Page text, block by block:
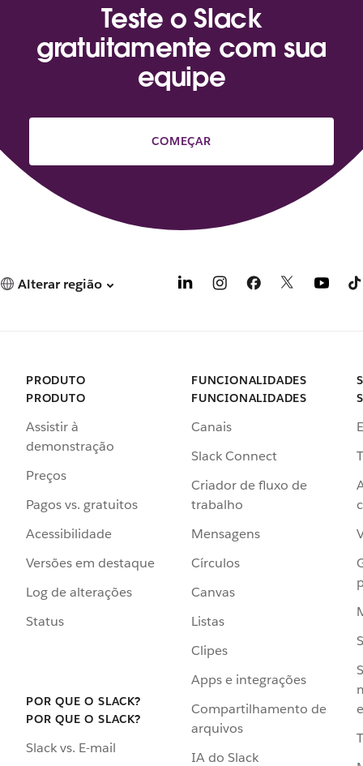
Teste o Slack
gratuitamente com sua
equipe
COMEÇAR
Alterar região
PRODUTO
PRODUTO
Assistir à
demonstração
Preços
Pagos vs. gratuitos
Acessibilidade
Versões em destaque
Log de alterações
Status
POR QUE O SLACK?
POR QUE O SLACK?
Slack vs. E-mail
FUNCIONALIDADES
FUNCIONALIDADES
Canais
Slack Connect
Criador de fluxo de
trabalho
Mensagens
Círculos
Canvas
Listas
Clipes
Apps e integrações
Compartilhamento de
arquivos
IA do Slack